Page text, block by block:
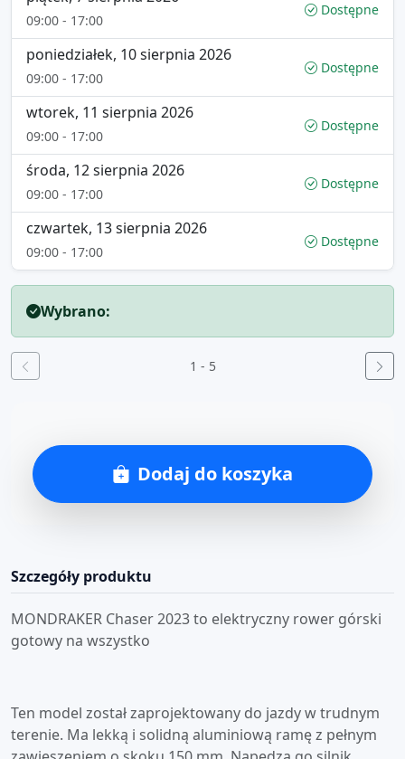
09:00 - 17:00
Dostępne
poniedziałek, 10 sierpnia 2026
09:00 - 17:00
Dostępne
wtorek, 11 sierpnia 2026
09:00 - 17:00
Dostępne
środa, 12 sierpnia 2026
09:00 - 17:00
Dostępne
czwartek, 13 sierpnia 2026
09:00 - 17:00
Dostępne
Wybrano:
1 - 5
Dodaj do koszyka
Szczegóły produktu
MONDRAKER Chaser 2023 to elektryczny rower górski
gotowy na wszystko
Ten model został zaprojektowany do jazdy w trudnym
terenie. Ma lekką i solidną aluminiową ramę z pełnym